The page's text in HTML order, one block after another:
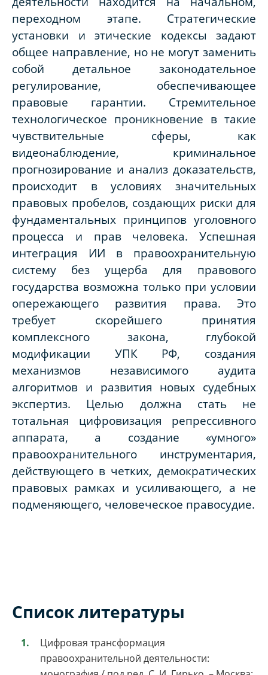
переходном этапе. Стратегические
установки и этические кодексы задают
общее направление, но не могут заменить
собой детальное законодательное
регулирование, обеспечивающее
правовые гарантии. Стремительное
технологическое проникновение в такие
чувствительные сферы, как
видеонаблюдение, криминальное
прогнозирование и анализ доказательств,
происходит в условиях значительных
правовых пробелов, создающих риски для
фундаментальных принципов уголовного
процесса и прав человека. Успешная
интеграция ИИ в правоохранительную
систему без ущерба для правового
государства возможна только при условии
опережающего развития права. Это
требует скорейшего принятия
комплексного закона, глубокой
модификации УПК РФ, создания
механизмов независимого аудита
алгоритмов и развития новых судебных
экспертиз. Целью должна стать не
тотальная цифровизация репрессивного
аппарата, а создание «умного»
правоохранительного инструментария,
действующего в четких, демократических
правовых рамках и усиливающего, а не
подменяющего, человеческое правосудие.
Список литературы
Цифровая трансформация
правоохранительной деятельности: